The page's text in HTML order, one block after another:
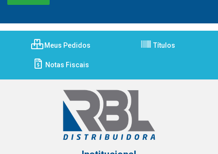
Meus Pedidos Títulos
Notas Fiscais